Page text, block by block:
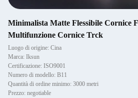
Minimalista Matte Flessibile Cornice
Multifunzione Cornice Trck
Luogo di origine: Cina
Marca: Iksun
Certificazione: ISO9001
Numero di modello: B11
Quantità di ordine minimo: 3000 metri
Prezzo: negotiable